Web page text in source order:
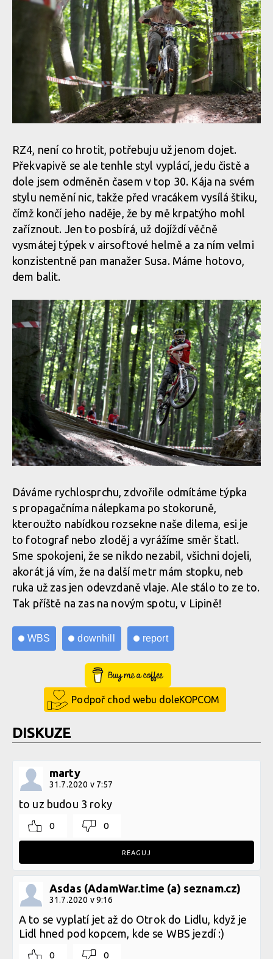
RZ4, není co hrotit, potřebuju už jenom dojet.
Překvapivě se ale tenhle styl vyplácí, jedu čistě a
dole jsem odměněn časem v top 30. Kája na svém
stylu nemění nic, takže před vracákem vysílá štiku,
čímž končí jeho naděje, že by mě krpatýho mohl
zaříznout. Jen to posbírá, už dojíždí věčně
vysmátej týpek v airsoftové helmě a za ním velmi
konzistentně pan manažer Susa. Máme hotovo,
dem balit.
Dáváme rychlosprchu, zdvořile odmítáme týpka
s propagačníma nálepkama po stokoruně,
kteroužto nabídkou rozsekne naše dilema, esi je
to fotograf nebo zloděj a vyrážíme směr štatl.
Sme spokojeni, že se nikdo nezabil, všichni dojeli,
akorát já vím, že na další metr mám stopku, neb
ruka už zas jen odevzdaně vlaje. Ale stálo to ze to.
Tak příště na zas na novým spotu, v Lipině!
WBS downhill report
Buy Me a Coffee
Podpoř chod webu doleKOPCOM
DISKUZE
marty
31.7.2020 v 7:57
to uz budou 3 roky
0 0
REAGUJ
Asdas (AdamWar.time (a) seznam.cz)
31.7.2020 v 9:16
A to se vyplatí jet až do Otrok do Lidlu, když je
Lidl hned pod kopcem, kde se WBS jezdí :)
0 0